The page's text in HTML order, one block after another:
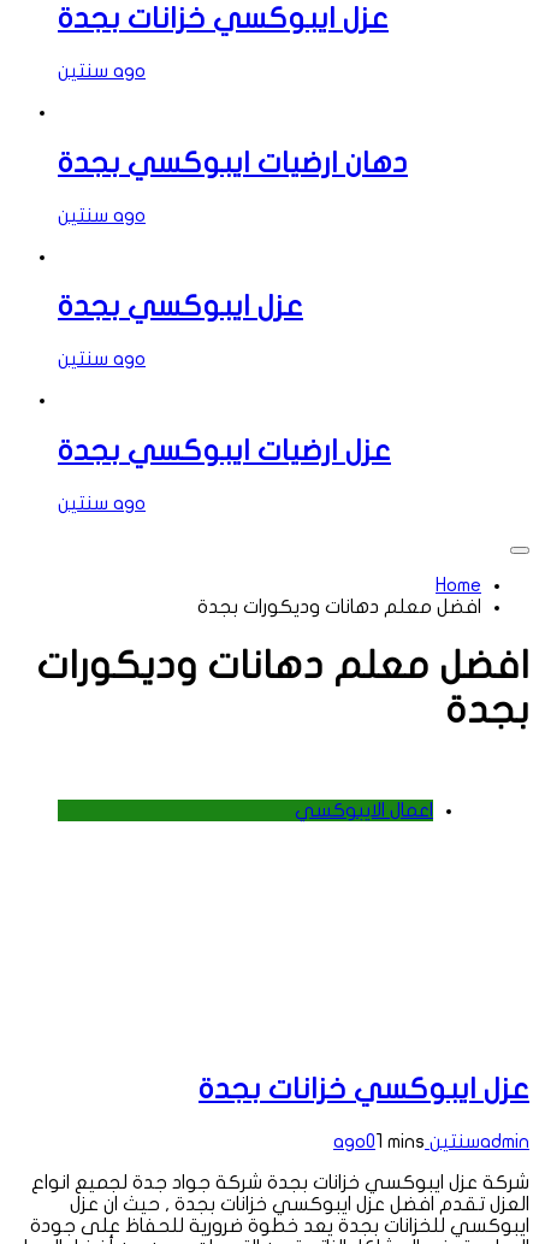
عزل ايبوكسي خزانات بجدة
سنتين ago
دهان ارضيات ايبوكسي بجدة
سنتين ago
عزل ايبوكسي بجدة
سنتين ago
عزل ارضيات ايبوكسي بجدة
سنتين ago
Home
افضل معلم دهانات وديكورات بجدة
افضل معلم دهانات وديكورات
بجدة
اعمال الايبوكسي
عزل ايبوكسي خزانات بجدة
adminسنتين ago 01 mins
شركة عزل ايبوكسي خزانات بجدة شركة جواد جدة لجميع انواع
العزل تقدم افضل عزل ايبوكسي خزانات بجدة , حيث ان عزل
ايبوكسي للخزانات بجدة يعد خطوة ضرورية للحفاظ على جودة